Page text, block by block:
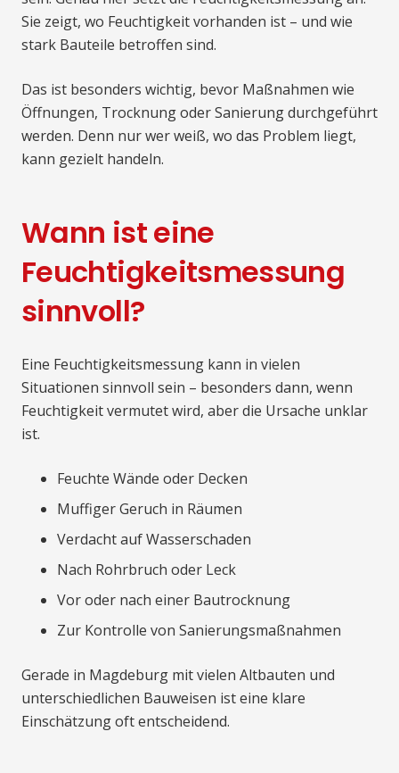
Sie zeigt, wo Feuchtigkeit vorhanden ist – und wie
stark Bauteile betroffen sind.
Das ist besonders wichtig, bevor Maßnahmen wie
Öffnungen, Trocknung oder Sanierung durchgeführt
werden. Denn nur wer weiß, wo das Problem liegt,
kann gezielt handeln.
Wann ist eine
Feuchtigkeitsmessung
sinnvoll?
Eine Feuchtigkeitsmessung kann in vielen
Situationen sinnvoll sein – besonders dann, wenn
Feuchtigkeit vermutet wird, aber die Ursache unklar
ist.
Feuchte Wände oder Decken
Muffiger Geruch in Räumen
Verdacht auf Wasserschaden
Nach Rohrbruch oder Leck
Vor oder nach einer Bautrocknung
Zur Kontrolle von Sanierungsmaßnahmen
Gerade in Magdeburg mit vielen Altbauten und
unterschiedlichen Bauweisen ist eine klare
Einschätzung oft entscheidend.